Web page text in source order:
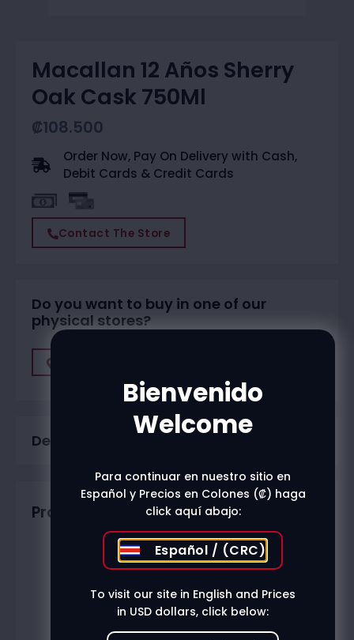
Macallan 12 Años Sherry
Oak Cask 750Ml
₡108.500
Order Now, Pay On Delivery with Cash,
Debit Cards & Credit Cards
Contact The Store
Do you want to buy in one of our
physical stores?
Description
Productos relacionados
Bienvenido
Welcome
Para continuar en nuestro sitio en
Español y Precios en Colones (₡) haga
click aquí abajo:
Español / (CRC)
To visit our site in English and Prices
in USD dollars, click below: